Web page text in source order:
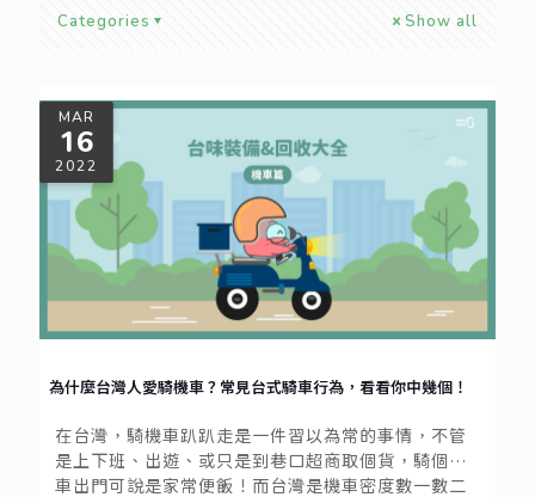
Categories Show all
MAR
16
2022
為什麼台灣人愛騎機車？常見台式騎車行為，看看你中幾個！
在台灣，騎機車趴趴走是一件習以為常的事情，不管
是上下班、出遊、或只是到巷口超商取個貨，騎個機
車出門可說是家常便飯！而台灣是機車密度數一數二